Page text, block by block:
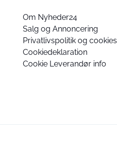
Om Nyheder24
Salg og Annoncering
Privatlivspolitik og cookies
Cookiedeklaration
Cookie Leverandør info